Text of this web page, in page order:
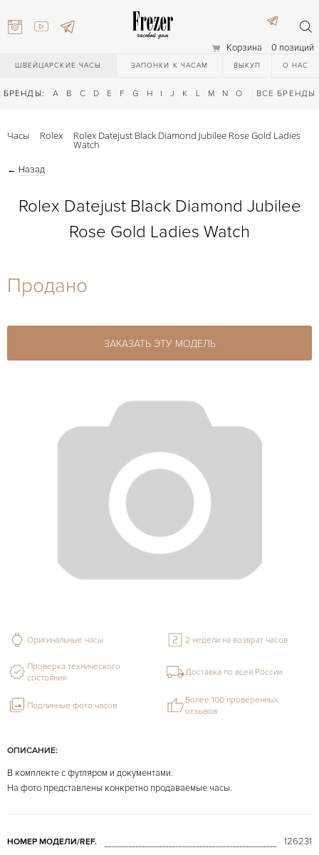
Корзина 0 позиций
ШВЕЙЦАРСКИЕ ЧАСЫ ЗАПОНКИ К ЧАСАМ ВЫКУП О НАС
БРЕНДЫ: A B C D E F G H I J K L M N O Q R S T
ВСЕ БРЕНДЫ
27-44
Часы Rolex Rolex Datejust Black Diamond Jubilee Rose Gold Ladies
Watch
← Назад
Rolex Datejust Black Diamond Jubilee
Rose Gold Ladies Watch
Продано
ЗАКАЗАТЬ ЭТУ МОДЕЛЬ
ОПИСАНИЕ:
В комплекте с футляром и документами.
На фото представлены конкретно продаваемые часы.
НОМЕР МОДЕЛИ/REF. 126231
Оригинальные часы 2 недели на возврат часов
Проверка технического
состояния
Доставка по всей России
Подлинные фото часов
Более 100 проверенных
отзывов